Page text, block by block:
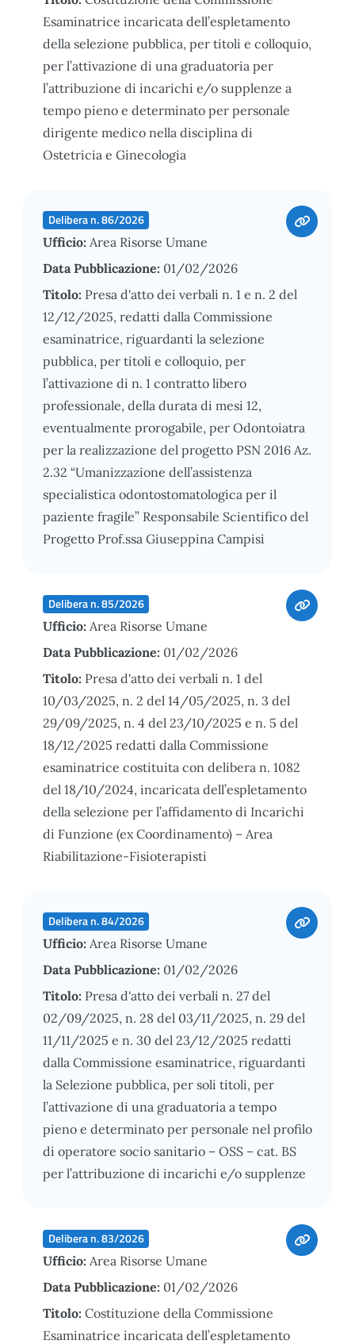
Esaminatrice incaricata dell’espletamento
della selezione pubblica, per titoli e colloquio,
per l’attivazione di una graduatoria per
l’attribuzione di incarichi e/o supplenze a
tempo pieno e determinato per personale
dirigente medico nella disciplina di
Ostetricia e Ginecologia
Delibera n. 86/2026
Ufficio: Area Risorse Umane
Data Pubblicazione: 01/02/2026
Titolo: Presa d'atto dei verbali n. 1 e n. 2 del
12/12/2025, redatti dalla Commissione
esaminatrice, riguardanti la selezione
pubblica, per titoli e colloquio, per
l’attivazione di n. 1 contratto libero
professionale, della durata di mesi 12,
eventualmente prorogabile, per Odontoiatra
per la realizzazione del progetto PSN 2016 Az.
2.32 “Umanizzazione dell’assistenza
specialistica odontostomatologica per il
paziente fragile” Responsabile Scientifico del
Progetto Prof.ssa Giuseppina Campisi
Delibera n. 85/2026
Ufficio: Area Risorse Umane
Data Pubblicazione: 01/02/2026
Titolo: Presa d'atto dei verbali n. 1 del
10/03/2025, n. 2 del 14/05/2025, n. 3 del
29/09/2025, n. 4 del 23/10/2025 e n. 5 del
18/12/2025 redatti dalla Commissione
esaminatrice costituita con delibera n. 1082
del 18/10/2024, incaricata dell’espletamento
della selezione per l’affidamento di Incarichi
di Funzione (ex Coordinamento) – Area
Riabilitazione-Fisioterapisti
Delibera n. 84/2026
Ufficio: Area Risorse Umane
Data Pubblicazione: 01/02/2026
Titolo: Presa d'atto dei verbali n. 27 del
02/09/2025, n. 28 del 03/11/2025, n. 29 del
11/11/2025 e n. 30 del 23/12/2025 redatti
dalla Commissione esaminatrice, riguardanti
la Selezione pubblica, per soli titoli, per
l’attivazione di una graduatoria a tempo
pieno e determinato per personale nel profilo
di operatore socio sanitario – OSS – cat. BS
per l’attribuzione di incarichi e/o supplenze
Delibera n. 83/2026
Ufficio: Area Risorse Umane
Data Pubblicazione: 01/02/2026
Titolo: Costituzione della Commissione
Esaminatrice incaricata dell’espletamento